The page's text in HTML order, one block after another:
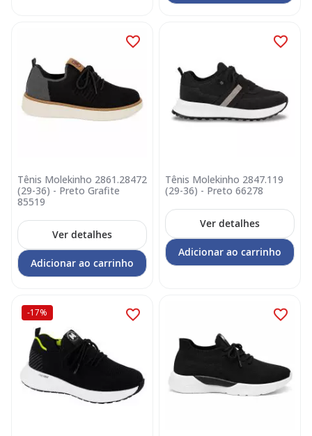
Tênis Molekinho 2861.28472
(29-36) - Preto Grafite
85519
Ver detalhes
Adicionar ao carrinho
Tênis Molekinho 2847.119
(29-36) - Preto 66278
Ver detalhes
Adicionar ao carrinho
-17%